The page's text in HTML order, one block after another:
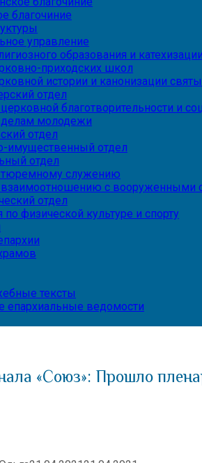
благочиние
управление
образования и катехизации
приходских школ
истории и канонизации
отдел
благотворительности и
делам молодежи
отдел
имущественный отдел
отдел
тюремному служению
с вооруженными
отдел
по физической культуре и спорту
тексты
епархиальные ведомости
«Союз»: Прошло